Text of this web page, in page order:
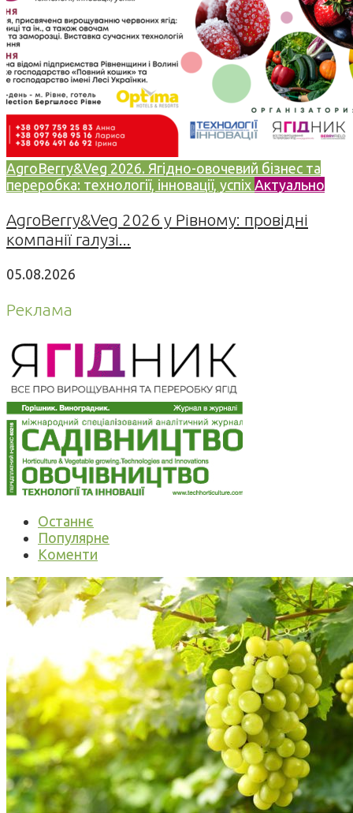
AgroBerry&Veg 2026. Ягідно-овочевий бізнес та
переробка: технології, інновації, успіх Актуально
AgroBerry&Veg 2026 у Рівному: провідні
компанії галузі...
05.08.2026
Реклама
Останнє
Популярне
Коменти